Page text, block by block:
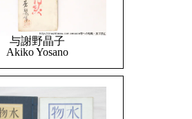
与謝野晶子
Akiko Yosano